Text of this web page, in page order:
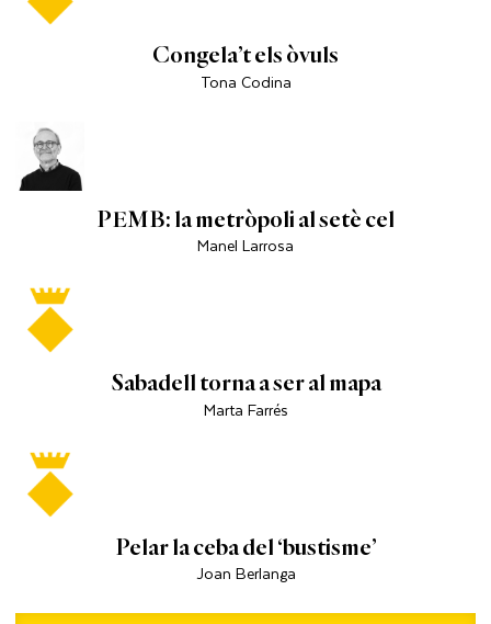
Congela’t els òvuls
Tona Codina
PEMB: la metròpoli al setè cel
Manel Larrosa
Sabadell torna a ser al mapa
Marta Farrés
Pelar la ceba del ‘bustisme’
Joan Berlanga